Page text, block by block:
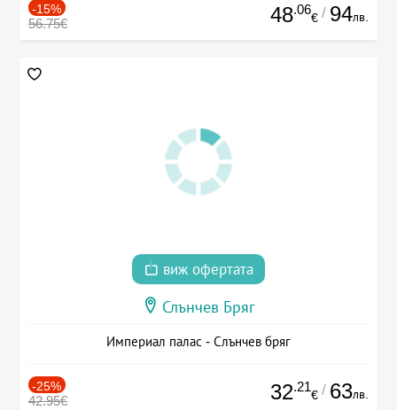
-15%
56.75€ 48.06
€ / 94лв.
виж офертата
Слънчев Бряг
Империал палас - Слънчев бряг
-25%
42.95€ 32.21
€ / 63лв.